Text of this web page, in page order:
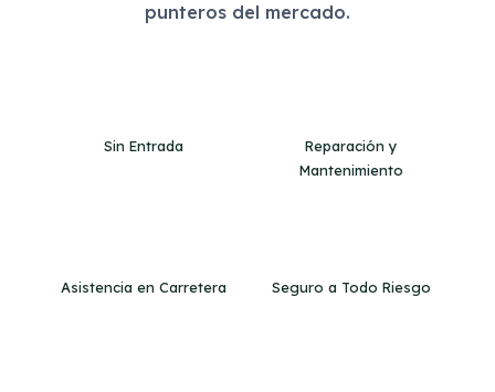
punteros del mercado.
Sin Entrada
Reparación y
Mantenimiento
Asistencia en Carretera Seguro a Todo Riesgo